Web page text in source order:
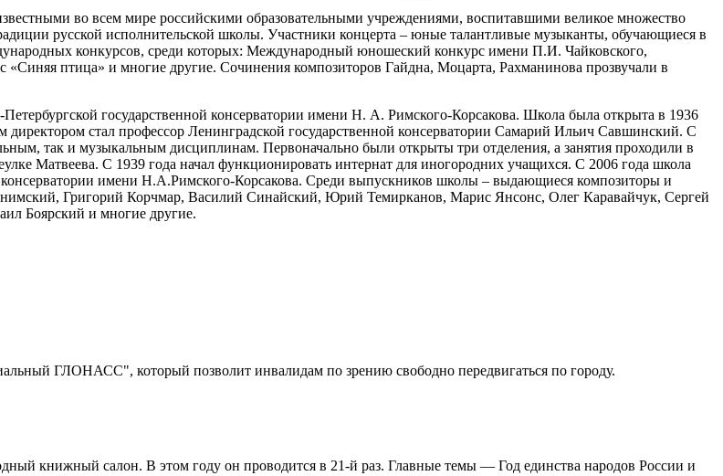
во всем мире российскими образовательными учреждениями, воспитавшими великое множество
русской исполнительской школы. Участники концерта – юные талантливые музыканты, обучающиеся в
конкурсов, среди которых: Международный юношеский конкурс имени П.И. Чайковского,
птица» и многие другие. Сочинения композиторов Гайдна, Моцарта, Рахманинова прозвучали в
государственной консерватории имени Н. А. Римского-Корсакова. Школа была открыта в 1936
стал профессор Ленинградской государственной консерватории Самарий Ильич Савшинский. С
так и музыкальным дисциплинам. Первоначально были открыты три отделения, а занятия проходили в
Матвеева. С 1939 года начал функционировать интернат для иногородних учащихся. С 2006 года школа
консерватории имени Н.А.Римского-Корсакова. Среди выпускников школы – выдающиеся композиторы и
Григорий Корчмар, Василий Синайский, Юрий Темирканов, Марис Янсонс, Олег Каравайчук, Сергей
Боярский и многие другие.
ГЛОНАСС", который позволит инвалидам по зрению свободно передвигаться по городу.
книжный салон. В этом году он проводится в 21-й раз. Главные темы — Год единства народов России и